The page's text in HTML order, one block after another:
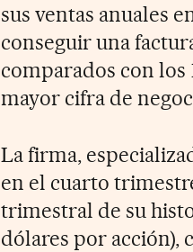
sus ventas anuales
conseguir una
comparados con los
mayor cifra de
La firma,
en el cuarto
trimestral de su
dólares por acción),